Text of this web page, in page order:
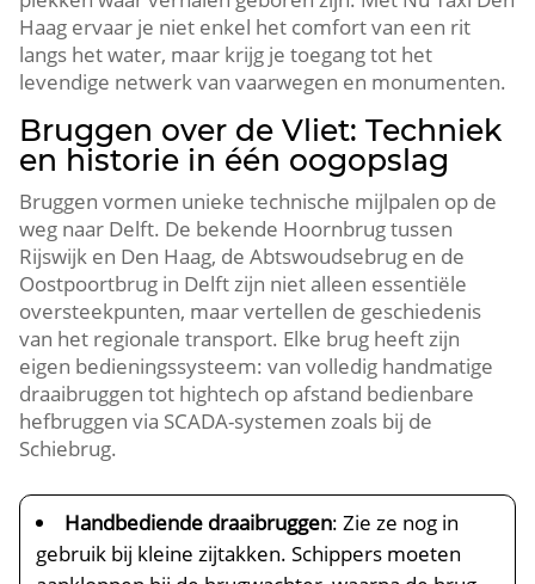
Haag ervaar je niet enkel het comfort van een rit
langs het water, maar krijg je toegang tot het
levendige netwerk van vaarwegen en monumenten.​
Bruggen over de Vliet: Techniek
en historie in één oogopslag
Bruggen vormen unieke technische mijlpalen op de
weg naar Delft.​ De bekende Hoornbrug tussen
Rijswijk en Den Haag, de Abtswoudsebrug en de
Oostpoortbrug in Delft zijn niet alleen essentiële
oversteekpunten, maar vertellen de geschiedenis
van het regionale transport.​ Elke brug heeft zijn
eigen bedieningssysteem: van volledig handmatige
draaibruggen tot hightech op afstand bedienbare
hefbruggen via SCADA-systemen zoals bij de
Schiebrug.​
Handbediende draaibruggen: Zie ze nog in
gebruik bij kleine zijtakken.​ Schippers moeten